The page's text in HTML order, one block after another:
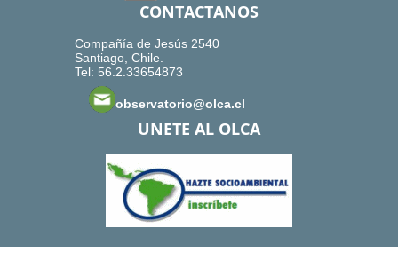
CONTACTANOS
Compañía de Jesús 2540
Santiago, Chile.
Tel: 56.2.33654873
observatorio@olca.cl
UNETE AL OLCA